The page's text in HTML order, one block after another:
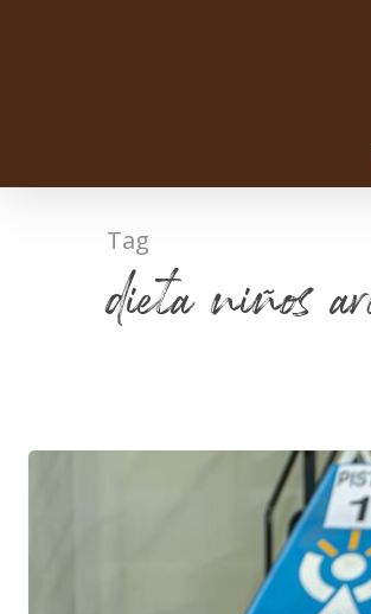
Tag
dieta niños